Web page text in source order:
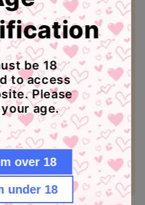
be 18
to access
Please
age.
over 18
under 18